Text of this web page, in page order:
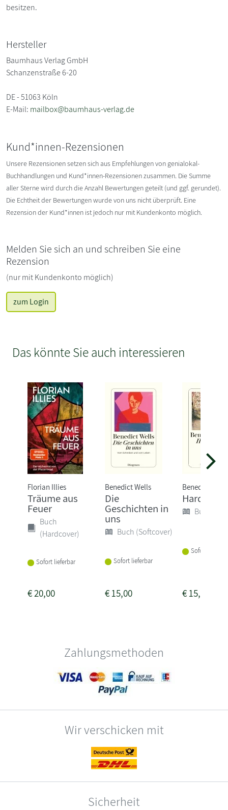
besitzen.
Hersteller
Baumhaus Verlag GmbH
Schanzenstraße 6-20
DE - 51063 Köln
E-Mail: mailbox@baumhaus-verlag.de
Kund*innen-Rezensionen
Unsere Rezensionen setzen sich aus Empfehlungen von genialokal-
Buchhandlungen und Kund*innen-Rezensionen zusammen. Die Summe
aller Sterne wird durch die Anzahl Bewertungen geteilt (und ggf. gerundet).
Die Echtheit der Bewertungen wurde von uns nicht überprüft. Eine
Rezension der Kund*innen ist jedoch nur mit Kundenkonto möglich.
Melden Sie sich an und schreiben Sie eine
Rezension
(nur mit Kundenkonto möglich)
zum Login
Das könnte Sie auch interessieren
Florian Illies
Träume aus
Feuer
Buch
(Hardcover)
Sofort lieferbar
€20,00
Benedict Wells
Die
Geschichten in
uns
Buch (Softcover)
Sofort lieferbar
€15,00
Benedict Wells
Hard Land
Buch
Sofort
€15,00
Zahlungsmethoden
Wir verschicken mit
Sicherheit